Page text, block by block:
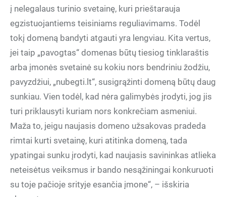
į nelegalaus turinio svetainę, kuri prieštarauja
egzistuojantiems teisiniams reguliavimams. Todėl
tokį domeną bandyti atgauti yra lengviau. Kita vertus,
jei taip „pavogtas“ domenas būtų tiesiog tinklaraštis
arba įmonės svetainė su kokiu nors bendriniu žodžiu,
pavyzdžiui, „nubegti.lt“, susigrąžinti domeną būtų daug
sunkiau. Vien todėl, kad nėra galimybės įrodyti, jog jis
turi priklausyti kuriam nors konkrečiam asmeniui.
Maža to, jeigu naujasis domeno užsakovas pradeda
rimtai kurti svetainę, kuri atitinka domeną, tada
ypatingai sunku įrodyti, kad naujasis savininkas atlieka
neteisėtus veiksmus ir bando nesąžiningai konkuruoti
su toje pačioje srityje esančia įmone“, – išskiria